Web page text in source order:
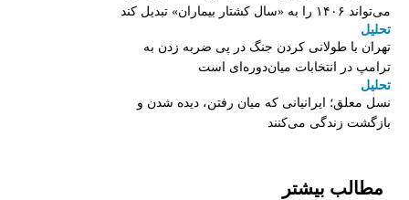
می‌تواند ۱۴۰۶ را به «سال کشتار بیماران» تبدیل کند
تحلیل
تهران با طولانی کردن جنگ در پی ضربه زدن به
ترامپ در انتخابات میان‌دوره‌ای است
تحلیل
نسل معلق؛ ایرانیانی که میان رفتن، دیده شدن و
بازگشت زندگی می‌کنند
مطالب بیشتر